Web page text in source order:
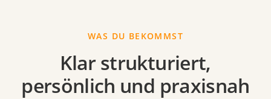
WAS DU BEKOMMST
Klar strukturiert,
persönlich und praxisnah